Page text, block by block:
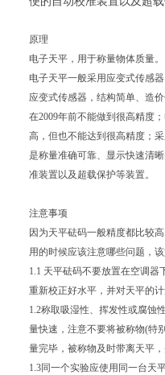
原理
电子天平，用于称量物体质量。
电子天平一般采用应变式传感
应变式传感器，结构简单、造价
在2009年前不能做到很高精度
高，但也不能达到很高精度；
是称量准确可靠、显示快速清
准装置以及超载保护等装置。
注意事项
因为天平砝码一般精度都比较
用的时候应该注意哪些问题，
1.1 天平砝码不要放置在空调
重新校正好水平，并对天平的
1.2称取吸湿性、挥发性或腐蚀
量快速，注意不要将被称物(特
量完毕，被称物及时带离天平，
1.3同一个实验应使用同一台天